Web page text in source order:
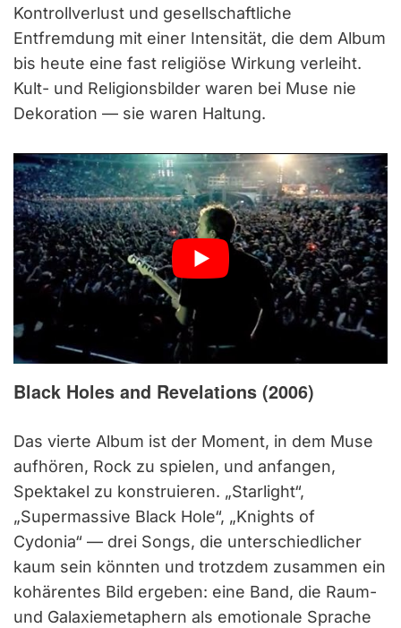
Kontrollverlust und gesellschaftliche
Entfremdung mit einer Intensität, die dem Album
bis heute eine fast religiöse Wirkung verleiht.
Kult- und Religionsbilder waren bei Muse nie
Dekoration — sie waren Haltung.
Black Holes and Revelations (2006)
Das vierte Album ist der Moment, in dem Muse
aufhören, Rock zu spielen, und anfangen,
Spektakel zu konstruieren. „Starlight“,
„Supermassive Black Hole“, „Knights of
Cydonia“ — drei Songs, die unterschiedlicher
kaum sein könnten und trotzdem zusammen ein
kohärentes Bild ergeben: eine Band, die Raum-
und Galaxiemetaphern als emotionale Sprache